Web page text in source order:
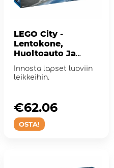
LEGO City -
Lentokone,
Huoltoauto Ja
Ilmatyynyalus
Innosta lapset luoviin
leikkeihin.
OSTA!
€62.06